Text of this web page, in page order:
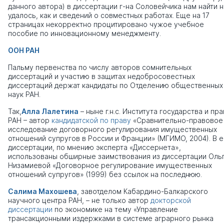
данного автора) в диссертации г-на Соловейчика нам найти
удалось, как и сведений о совместных работах. Еще на 17
страницах некорректно процитировано чужое учебное
пособие по инновационному менеджменту.
ООН РАН
Пальму первенства по числу авторов сомнительных
диссертаций и участию в защитах недобросовестных
диссертаций держат кандидаты по Отделению общественных
наук РАН.
Так, Алла Лалетина – ныне г.н.с. Института государства и
РАН – автор кандидатской по праву «Сравнительно-правовое
исследование договорного регулирования имущественных
отношений супругов в России и Франции» (МГИМО, 2004). В
диссертации, по мнению эксперта «Диссернета»,
использованы обширные заимствования из диссертации
Низамиевой «Договорное регулирование имущественных
отношений супругов» (1999) без ссылок на последнюю.
Салима Махошева , завотделом Кабардино-Балкарского
научного центра РАН, – не только автор докторской
диссертации по экономике на тему «Управление
трансакционными издержками в системе аграрного рынка